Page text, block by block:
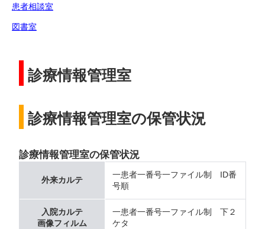
患者相談室
図書室
診療情報管理室
診療情報管理室の保管状況
診療情報管理室の保管状況
外来カルテ
一患者一番号一ファイル制 ID番
号順
入院カルテ
画像フィルム
一患者一番号一ファイル制 下２
ケタ